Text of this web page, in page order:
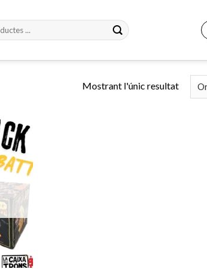
Mostrant l'únic resultat
Afegeix
a
favorits